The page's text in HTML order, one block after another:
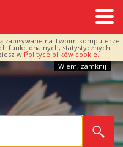
zapisywane na Twoim komputerze.
funkcjonalnych, statystycznych i
w Polityce plików cookie.
Wiem, zamknij